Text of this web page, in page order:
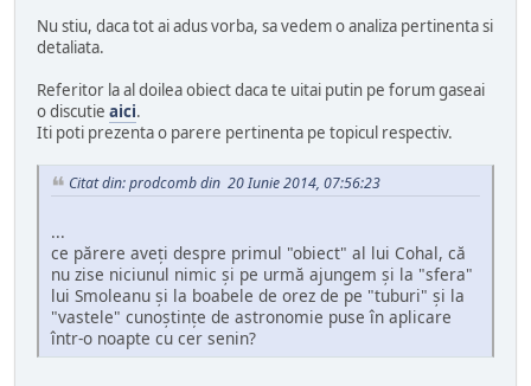
Nu stiu, daca tot ai adus vorba, sa vedem o analiza pertinenta si
detaliata.
Referitor la al doilea obiect daca te uitai putin pe forum gaseai
o discutie aici.
Iti poti prezenta o parere pertinenta pe topicul respectiv.
Citat din: prodcomb din 20 Iunie 2014, 07:56:23
...
ce părere aveţi despre primul "obiect" al lui Cohal, că
nu zise niciunul nimic şi pe urmă ajungem şi la "sfera"
lui Smoleanu şi la boabele de orez de pe "tuburi" şi la
"vastele" cunoştinţe de astronomie puse în aplicare
într-o noapte cu cer senin?